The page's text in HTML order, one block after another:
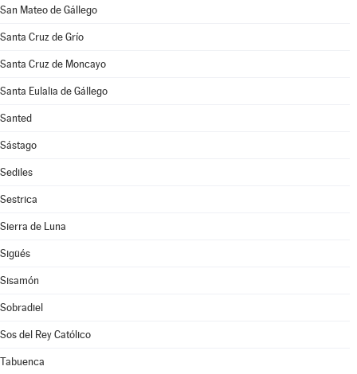
San Mateo de Gállego
Santa Cruz de Grío
Santa Cruz de Moncayo
Santa Eulalia de Gállego
Santed
Sástago
Sediles
Sestrica
Sierra de Luna
Sigüés
Sisamón
Sobradiel
Sos del Rey Católico
Tabuenca